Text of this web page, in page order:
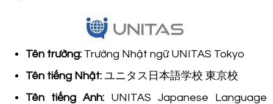
Tên trường: Trường Nhật ngữ UNITAS Tokyo
Tên tiếng Nhật: ユニタス日本語学校 東京校
Tên tiếng Anh: UNITAS Japanese Language